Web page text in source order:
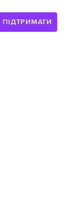
ПІДТРИМАТИ